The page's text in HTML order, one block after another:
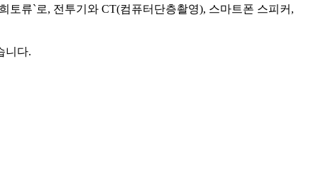
토류`로, 전투기와 CT(컴퓨터단층촬영), 스마트폰 스피커,
니다.